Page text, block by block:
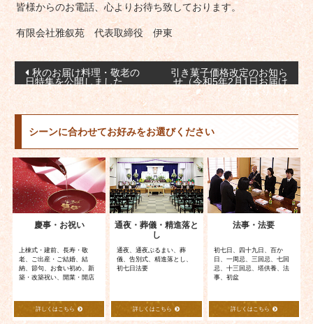
皆様からのお電話、心よりお待ち致しております。
有限会社雅叙苑 代表取締役 伊東
投
稿
ナ
ビ
ゲ
ー
シ
ョ
秋のお届け料理・敬老の
日特集を公開しました
引き菓子価格改定のお知ら
せ（令和5年2月1日お届け
分より）
シーンに合わせてお好みをお選びください
慶事・お祝い
上棟式・建前、長寿・敬
老、ご出産・ご結婚、結
納、節句、お食い初め、新
築・改築祝い、開業・開店
詳しくはこちら
通夜・葬儀・精進落と
し
通夜、通夜ぶるまい、葬
儀、告別式、精進落とし、
初七日法要
詳しくはこちら
法事・法要
初七日、四十九日、百か
日、一周忌、三回忌、七回
忌、十三回忌、塔供養、法
事、初盆
詳しくはこちら